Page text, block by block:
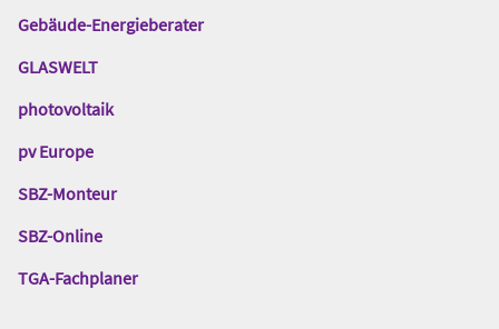
Gebäude-Energieberater
GLASWELT
photovoltaik
pv Europe
SBZ-Monteur
SBZ-Online
TGA-Fachplaner